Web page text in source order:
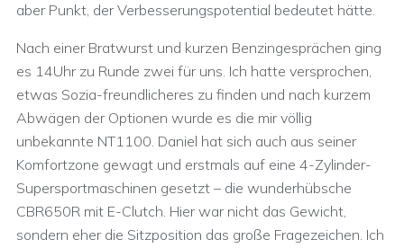
aber Punkt, der Verbesserungspotential bedeutet hätte.
Nach einer Bratwurst und kurzen Benzingesprächen ging
es 14Uhr zu Runde zwei für uns. Ich hatte versprochen,
etwas Sozia-freundlicheres zu finden und nach kurzem
Abwägen der Optionen wurde es die mir völlig
unbekannte NT1100. Daniel hat sich auch aus seiner
Komfortzone gewagt und erstmals auf eine 4-Zylinder-
Supersportmaschinen gesetzt – die wunderhübsche
CBR650R mit E-Clutch. Hier war nicht das Gewicht,
sondern eher die Sitzposition das große Fragezeichen. Ich